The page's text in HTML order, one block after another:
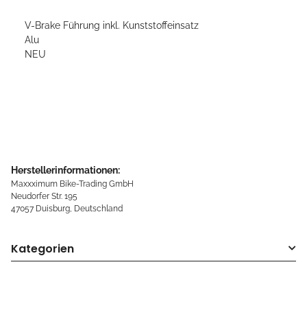
V-Brake Führung inkl. Kunststoffeinsatz
Alu
NEU
Herstellerinformationen:
Maxxximum Bike-Trading GmbH
Neudorfer Str. 195
47057 Duisburg, Deutschland
Kategorien